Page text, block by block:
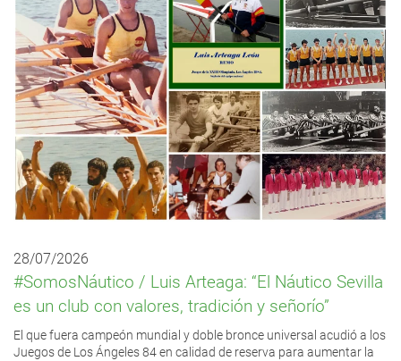
28/07/2026
#SomosNáutico / Luis Arteaga: “El Náutico Sevilla
es un club con valores, tradición y señorío”
El que fuera campeón mundial y doble bronce universal acudió a los
Juegos de Los Ángeles 84 en calidad de reserva para aumentar la